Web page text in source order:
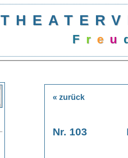
Freu
« zurück
Nr. 103